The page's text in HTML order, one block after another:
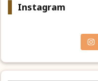
Instagram